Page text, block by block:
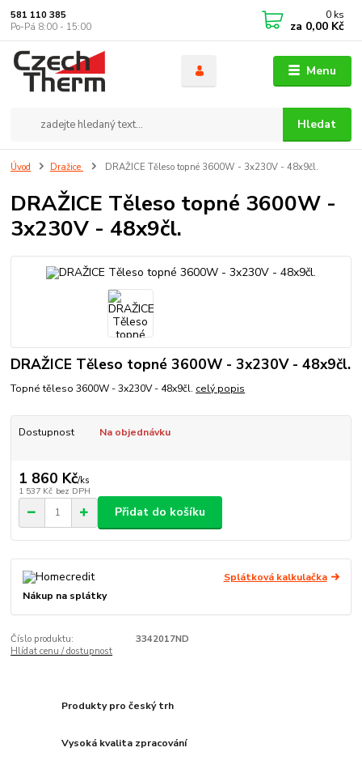
Menu
Hledat
581 110 385
Po-Pá 8:00 - 15:00
0 ks
za 0,00 Kč
Úvod Dražice DRAŽICE Těleso topné 3600W - 3x230V - 48x9čl.
DRAŽICE Těleso topné 3600W -
3x230V - 48x9čl.
DRAŽICE Těleso topné 3600W - 3x230V - 48x9čl.
Topné těleso 3600W - 3x230V - 48x9čl. celý popis
Dostupnost Na objednávku
1 860 Kč/ks
1 537 Kč bez DPH
Přidat do košíku
Splátková kalkulačka
Nákup na splátky
Číslo produktu:
3342017ND
Hlídat cenu / dostupnost
Produkty pro český trh
Vysoká kvalita zpracování